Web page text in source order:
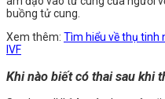
buồng tử cung.
Xem thêm: Tìm hiểu về thụ tinh
IVF
Khi nào biết có thai sau khi